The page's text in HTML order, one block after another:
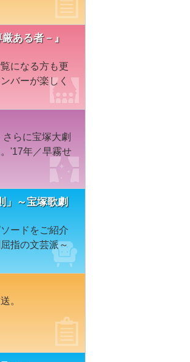
ある者－』
になる方も更
バーが楽しく
らに宝塚大劇
'17年／早霧せ
」～宝塚歌劇
ードをご紹介
指の文芸派～
。